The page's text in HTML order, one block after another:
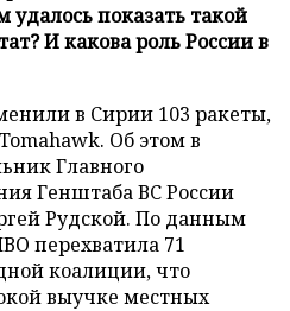
показать такой
И какова роль России в
в Сирии 103 ракеты,
Об этом в
Главного
Генштаба ВC России
Рудской. По данным
перехватила 71
коалиции, что
выучке местных